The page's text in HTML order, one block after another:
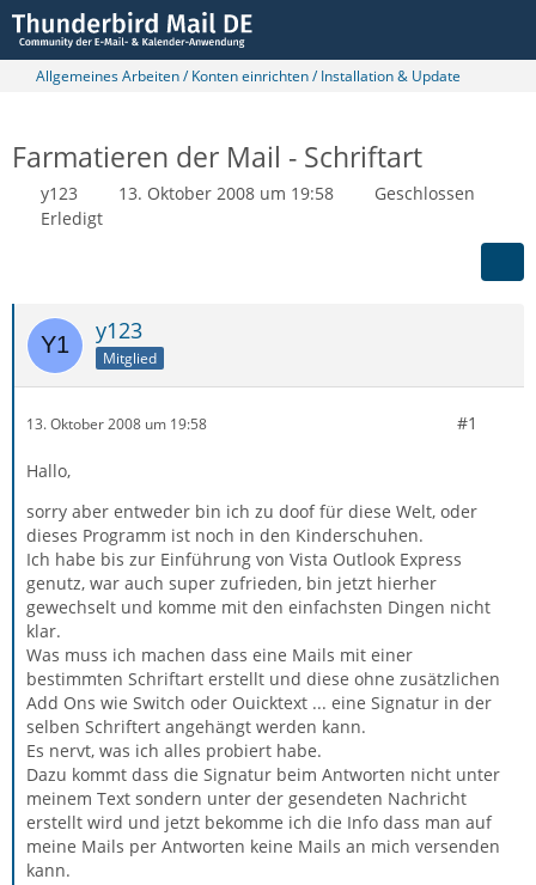
Allgemeines Arbeiten / Konten einrichten / Installation & Update
Farmatieren der Mail - Schriftart
y123 13. Oktober 2008 um 19:58
Geschlossen
Erledigt
y123
Mitglied
13. Oktober 2008 um 19:58 #1
Hallo,
sorry aber entweder bin ich zu doof für diese Welt, oder
dieses Programm ist noch in den Kinderschuhen.
Ich habe bis zur Einführung von Vista Outlook Express
genutz, war auch super zufrieden, bin jetzt hierher
gewechselt und komme mit den einfachsten Dingen nicht
klar.
Was muss ich machen dass eine Mails mit einer
bestimmten Schriftart erstellt und diese ohne zusätzlichen
Add Ons wie Switch oder Ouicktext ... eine Signatur in der
selben Schriftert angehängt werden kann.
Es nervt, was ich alles probiert habe.
Dazu kommt dass die Signatur beim Antworten nicht unter
meinem Text sondern unter der gesendeten Nachricht
erstellt wird und jetzt bekomme ich die Info dass man auf
meine Mails per Antworten keine Mails an mich versenden
kann.